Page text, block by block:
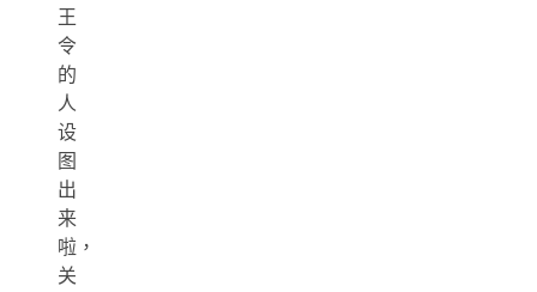
王
令
的
人
设
图
出
来
啦，
关